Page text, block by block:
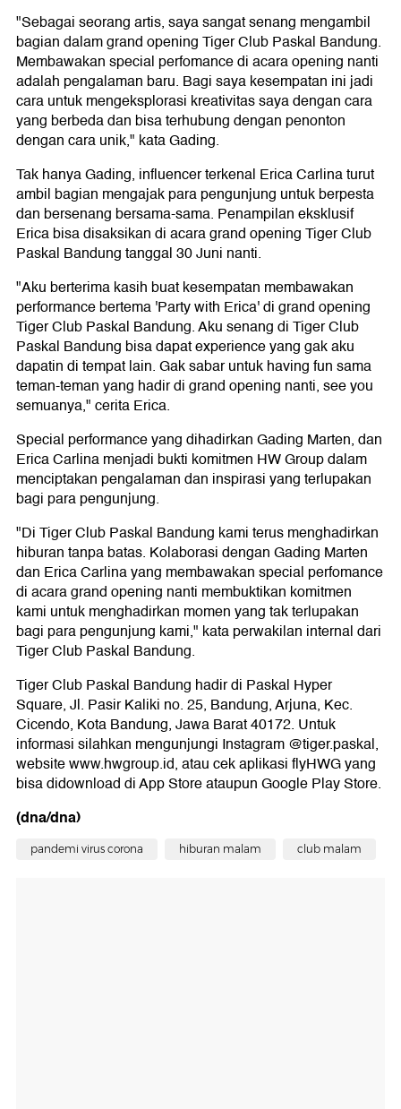
"Sebagai seorang artis, saya sangat senang mengambil
bagian dalam grand opening Tiger Club Paskal Bandung.
Membawakan special perfomance di acara opening nanti
adalah pengalaman baru. Bagi saya kesempatan ini jadi
cara untuk mengeksplorasi kreativitas saya dengan cara
yang berbeda dan bisa terhubung dengan penonton
dengan cara unik," kata Gading.
Tak hanya Gading, influencer terkenal Erica Carlina turut
ambil bagian mengajak para pengunjung untuk berpesta
dan bersenang bersama-sama. Penampilan eksklusif
Erica bisa disaksikan di acara grand opening Tiger Club
Paskal Bandung tanggal 30 Juni nanti.
"Aku berterima kasih buat kesempatan membawakan
performance bertema 'Party with Erica' di grand opening
Tiger Club Paskal Bandung. Aku senang di Tiger Club
Paskal Bandung bisa dapat experience yang gak aku
dapatin di tempat lain. Gak sabar untuk having fun sama
teman-teman yang hadir di grand opening nanti, see you
semuanya," cerita Erica.
Special performance yang dihadirkan Gading Marten, dan
Erica Carlina menjadi bukti komitmen HW Group dalam
menciptakan pengalaman dan inspirasi yang terlupakan
bagi para pengunjung.
"Di Tiger Club Paskal Bandung kami terus menghadirkan
hiburan tanpa batas. Kolaborasi dengan Gading Marten
dan Erica Carlina yang membawakan special perfomance
di acara grand opening nanti membuktikan komitmen
kami untuk menghadirkan momen yang tak terlupakan
bagi para pengunjung kami," kata perwakilan internal dari
Tiger Club Paskal Bandung.
Tiger Club Paskal Bandung hadir di Paskal Hyper
Square, Jl. Pasir Kaliki no. 25, Bandung, Arjuna, Kec.
Cicendo, Kota Bandung, Jawa Barat 40172. Untuk
informasi silahkan mengunjungi Instagram @tiger.paskal,
website www.hwgroup.id, atau cek aplikasi flyHWG yang
bisa didownload di App Store ataupun Google Play Store.
(dna/dna)
pandemi virus corona hiburan malam club malam